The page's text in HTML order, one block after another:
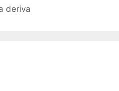
deriva